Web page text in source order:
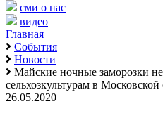
сми о нас
видео
Главная
События
Новости
Майские ночные заморозки
сельхозкультурам в Московской
26.05.2020